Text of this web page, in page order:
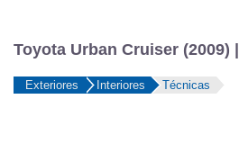
Toyota Urban Cruiser (2009) |
Exteriores Interiores Técnicas